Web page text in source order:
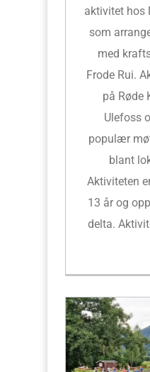
aktivitet hos
som
med
Frode Rui.
på Røde
Ulefoss
populær
blant
Aktiviteten
13 år og
delta.